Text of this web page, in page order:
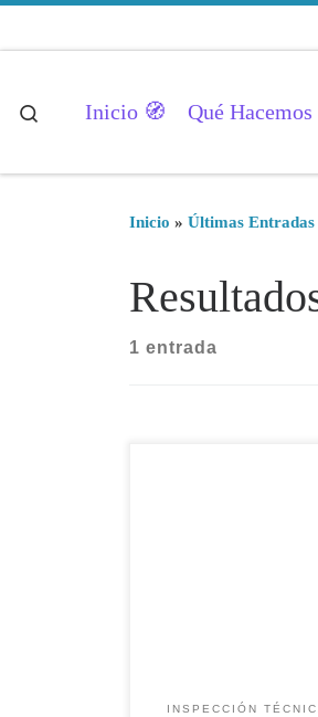
Inicio 🧭 Qué
Search
Inicio » Últimas Entradas
1 entrada
INSPECCIÓN